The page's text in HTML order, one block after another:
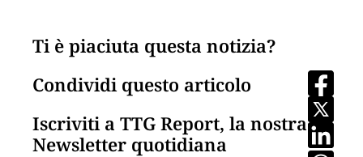
Ti è piaciuta questa notizia?
Condividi questo articolo
Iscriviti a TTG Report, la nostra
Newsletter quotidiana